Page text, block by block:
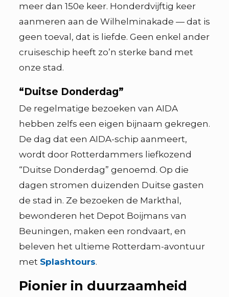
meer dan 150e keer. Honderdvijftig keer
aanmeren aan de Wilhelminakade — dat is
geen toeval, dat is liefde. Geen enkel ander
cruiseschip heeft zo’n sterke band met
onze stad.
“Duitse Donderdag”
De regelmatige bezoeken van AIDA
hebben zelfs een eigen bijnaam gekregen.
De dag dat een AIDA-schip aanmeert,
wordt door Rotterdammers liefkozend
“Duitse Donderdag” genoemd. Op die
dagen stromen duizenden Duitse gasten
de stad in. Ze bezoeken de Markthal,
bewonderen het Depot Boijmans van
Beuningen, maken een rondvaart, en
beleven het ultieme Rotterdam-avontuur
met Splashtours.
Pionier in duurzaamheid